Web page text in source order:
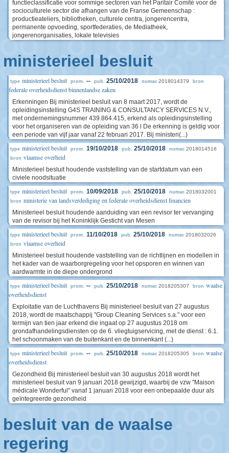
functieclassificatie voor sommige sectoren van het Paritair Comité voor de
socioculturele sector die afhangen van de Franse Gemeenschap :
productieateliers, bibliotheken, culturele centra, jongerencentra,
permanente opvoeding, sportfederaties, de Mediatheek,
jongerenorganisaties, lokale televisies
ministerieel besluit
type ministerieel besluit prom. -- pub. 25/10/2018 numac 2018014379 bron
federale overheidsdienst binnenlandse zaken
Erkenningen Bij ministerieel besluit van 8 maart 2017, wordt de
opleidingsinstelling G4S TRAINING & CONSULTANCY SERVICES N.V.,
met ondernemingsnummer 439.864.415, erkend als opleidingsinstelling
voor het organiseren van de opleiding van 36 l De erkenning is geldig voor
een periode van vijf jaar vanaf 22 februari 2017. Bij ministeri(...)
type ministerieel besluit prom. 19/10/2018 pub. 25/10/2018 numac 2018014516
bron vlaamse overheid
Ministerieel besluit houdende vaststelling van de startdatum van een
civiele noodsituatie
type ministerieel besluit prom. 10/09/2018 pub. 25/10/2018 numac 2018032001
bron ministerie van landsverdediging en federale overheidsdienst financien
Ministerieel besluit houdende aanduiding van een revisor ter vervanging
van de revisor bij het Koninklijk Gesticht van Mesen
type ministerieel besluit prom. 11/10/2018 pub. 25/10/2018 numac 2018032026
bron vlaamse overheid
Ministerieel besluit houdende vaststelling van de richtlijnen en modellen in
het kader van de waarborgregeling voor het opsporen en winnen van
aardwarmte in de diepe ondergrond
type ministerieel besluit prom. -- pub. 25/10/2018 numac 2018205307 bron waalse
overheidsdienst
Exploitatie van de Luchthavens Bij ministerieel besluit van 27 augustus
2018, wordt de maatschappij "Group Cleaning Services s.a." voor een
termijn van tien jaar erkend die ingaat op 27 augustus 2018 om
grondafhandelingsdiensten op de 6. vliegtuigservicing, met de dienst : 6.1.
het schoonmaken van de buitenkant en de binnenkant (...)
type ministerieel besluit prom. -- pub. 25/10/2018 numac 2018205305 bron waalse
overheidsdienst
Gezondheid Bij ministerieel besluit van 30 augustus 2018 wordt het
ministerieel besluit van 9 januari 2018 gewijzigd, waarbij de vzw "Maison
médicale Wonderful" vanaf 1 januari 2018 voor een onbepaalde duur als
geïntegreerde gezondheid
besluit van de waalse
regering